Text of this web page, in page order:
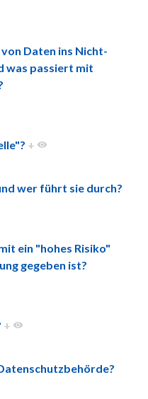
Daten ins Nicht-
was passiert mit
+
wer führt sie durch?
ein "hohes Risiko"
gegeben ist?
+